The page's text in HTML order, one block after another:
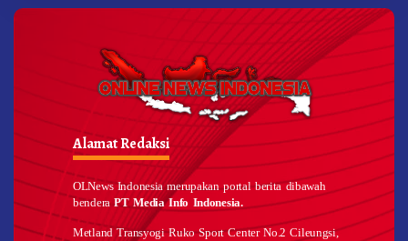
Alamat Redaksi
OLNews Indonesia merupakan portal berita dibawah
benderaPT Media Info Indonesia.
Metland Transyogi Ruko Sport Center No.2 Cileungsi,